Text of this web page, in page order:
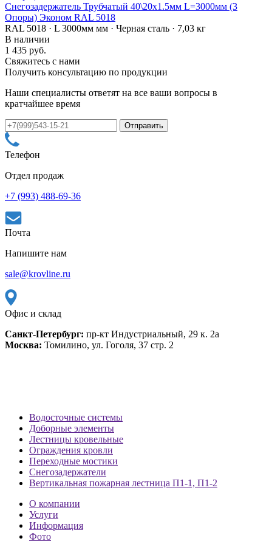
Снегозадержатель Трубчатый 40\20х1.5мм L=3000мм (3
Опоры) Эконом RAL 5018
RAL 5018 · L 3000мм мм · Черная сталь · 7,03 кг
В наличии
1 435 руб.
Свяжитесь с нами
Получить консультацию по продукции
Наши специалисты ответят на все ваши вопросы в
кратчайшее время
Телефон
Отдел продаж
+7 (993) 488-69-36
Почта
Напишите нам
sale@krovline.ru
Офис и склад
Санкт-Петербург: пр-кт Индустриальный, 29 к. 2а
Москва: Томилино, ул. Гоголя, 37 стр. 2
Водосточные системы
Доборные элементы
Лестницы кровельные
Ограждения кровли
Переходные мостики
Снегозадержатели
Вертикальная пожарная лестница П1-1, П1-2
О компании
Услуги
Информация
Фото